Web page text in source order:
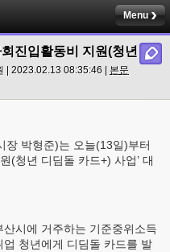
Menu
진입활동비 지원(청년
| 2023.02.13 08:35:46 | 본문
장 박형준)는 오늘(13일)부터
(청년 디딤돌 카드+) 사업’ 대
산시에 거주하는 기준중위소득
청년에게 디딤돌 카드를 발